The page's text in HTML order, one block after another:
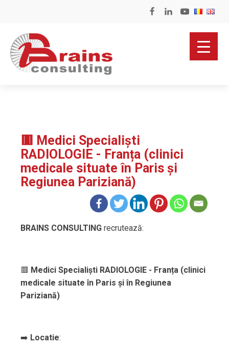
🟥 Medici Specialiști
RADIOLOGIE - Franța (clinici
medicale situate în Paris și
Regiunea Pariziană)
BRAINS CONSULTING recrutează:
🟥 Medici Specialiști RADIOLOGIE - Franța (clinici
medicale situate în Paris și în Regiunea
Pariziană)
➡️ Locatie: